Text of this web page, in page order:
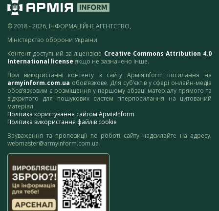
© 2018 - 2026, ІНФОРМАЦІЙНЕ АГЕНТСТВО,
Міністерство оборони України
Контент доступний за ліцензією Creative Commons Attribution 4.0
International license якщо не зазначено інше.
При використанні контенту з сайту АрміяInform посилання на
armyinform.com.ua обов’язкове. Для суб’єктів у сфері онлайн-медіа
обов’язковим є розміщення у першому абзаці матеріалу прямого та
відкритого для пошукових систем гіперпосилання на цитований
матеріал.
Політика користування сайтом АрміяInform
Політика використання файлів cookie
Зауваження та пропозиції по роботі сайту надсилайте на адресу:
webmaster@armyinform.com.ua